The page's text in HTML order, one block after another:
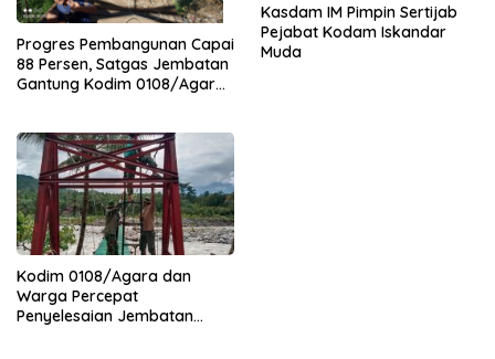
Progres Pembangunan Capai
88 Persen, Satgas Jembatan
Gantung Kodim 0108/Agara
Kasdam IM Pimpin Sertijab
Pejabat Kodam Iskandar
Muda
Kodim 0108/Agara dan
Warga Percepat
Penyelesaian Jembatan